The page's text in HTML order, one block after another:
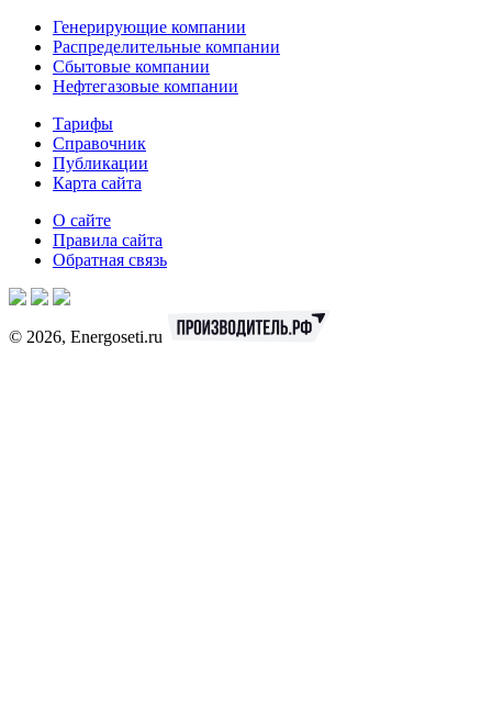
Генерирующие компании
Распределительные компании
Сбытовые компании
Нефтегазовые компании
Тарифы
Справочник
Публикации
Карта сайта
О сайте
Правила сайта
Обратная связь
© 2026, Energoseti.ru